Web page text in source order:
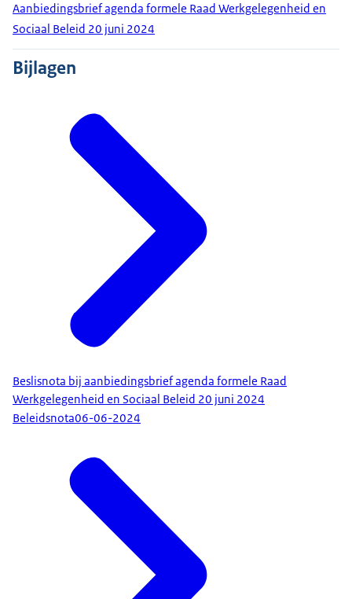
Aanbiedingsbrief agenda formele Raad Werkgelegenheid en
Sociaal Beleid 20 juni 2024
Bijlagen
Beslisnota bij aanbiedingsbrief agenda formele Raad
Werkgelegenheid en Sociaal Beleid 20 juni 2024
Beleidsnota06-06-2024